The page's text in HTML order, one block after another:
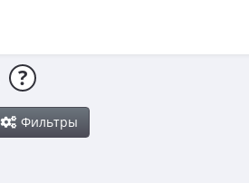
?
Фильтры